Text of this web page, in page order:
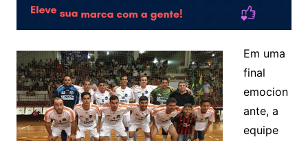
Em uma
final
emocion
ante, a
equipe